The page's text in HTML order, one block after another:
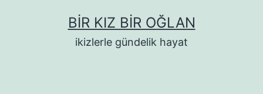
BIR KIZ BIR OĞLAN
ikizlerle gündelik hayat